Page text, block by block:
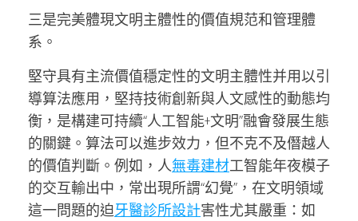
三是完美體現文明主體性的價值規范和管理體
系。
堅守具有主流價值穩定性的文明主體性并用以引
導算法應用，堅持技術創新與人文感性的動態均
衡，是構建可持續“人工智能+文明”融會發展生態
的關鍵。算法可以進步效力，但不克不及僭越人
的價值判斷。例如，人無毒建材工智能年夜模子
的交互輸出中，常出現所謂“幻覺”，在文明領域
這一問題的迫牙醫診所設計害性尤其嚴重：如